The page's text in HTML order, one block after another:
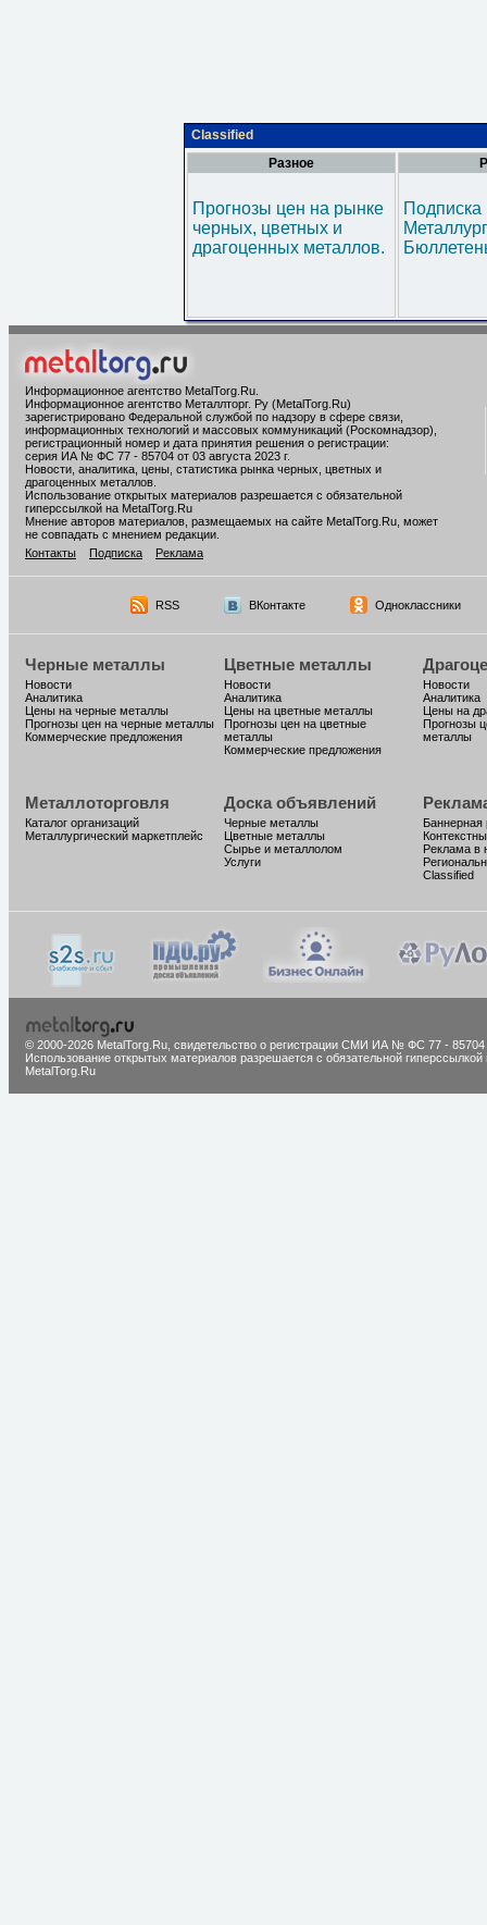
Classified
Разное
Прогнозы цен на рынке
черных, цветных и
драгоценных металлов.
Информационное агентство MetalTorg.Ru
Информационное агентство Металлторг. Ру (MetalTorg.Ru)
зарегистрировано Федеральной службой по надзору в сфере связи,
информационных технологий и массовых коммуникаций (Роскомнадзор),
регистрационный номер и дата принятия решения о регистрации:
серия ИА № ФС 77 - 85704 от 03 августа 2023 г.
Новости, аналитика, цены, статистика рынка черных, цветных и
драгоценных металлов.
Использование открытых материалов разрешается с обязательной
гиперссылкой на MetalTorg.Ru
Мнение авторов материалов, размещаемых на сайте MetalTorg.Ru, может
не совпадать с мнением редакции.
Контакты
Подписка Реклама
RSS ВКонтакте Одноклассники
Черные металлы
Новости
Аналитика
Цены на черные металлы
Прогнозы цен на черные металлы
Коммерческие предложения
Цветные металлы
Новости
Аналитика
Цены на цветные металлы
Прогнозы цен на цветные
металлы
Коммерческие предложения
Новости
Аналитика
Цены на
Прогнозы
металлы
Металлоторговля
Каталог организаций
Металлургический маркетплейс
Доска объявлений
Черные металлы
Цветные металлы
Сырье и металлолом
Услуги
Баннерная
Реклама в
Classified
© 2000-2026 MetalTorg.Ru, cвидетельство о регистрации СМИ ИА № ФС 77 - 85704
Использование открытых материалов разрешается с обязательной гиперссылкой
MetalTorg.Ru